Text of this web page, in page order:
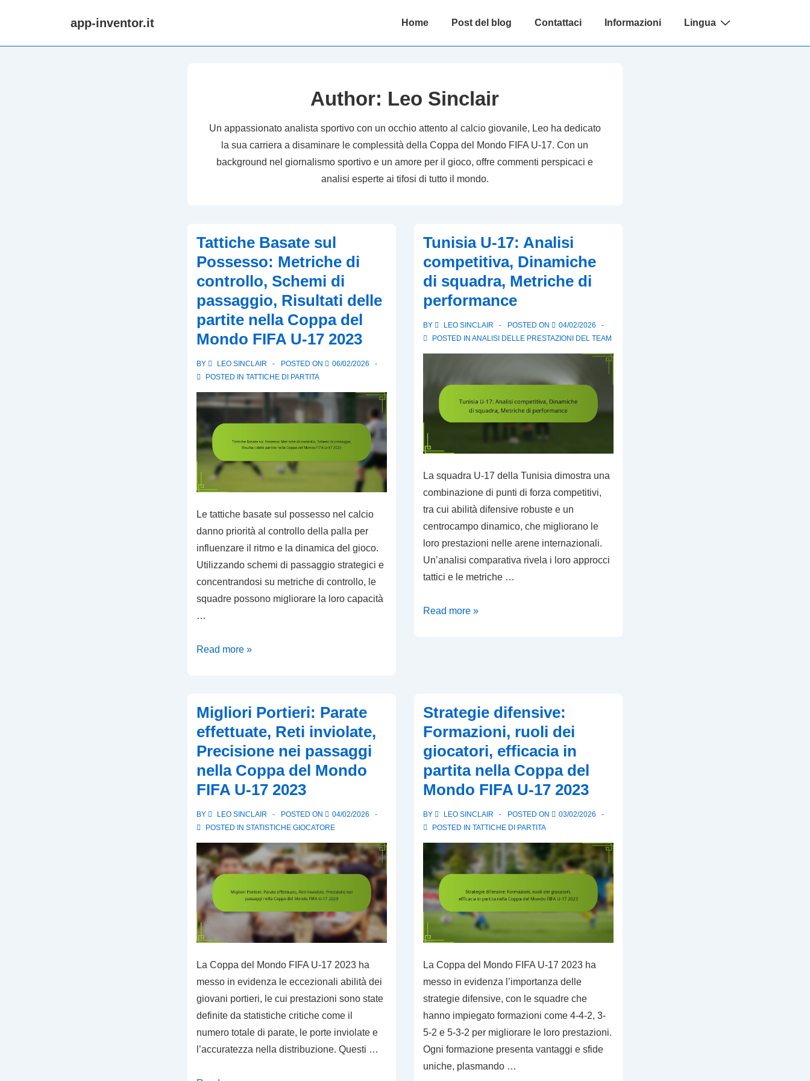
app-inventor.it
Main
Home Post del blog Contattaci Informazioni Lingua
Author: Leo Sinclair
Un appassionato analista sportivo con un occhio attento al calcio giovanile, Leo ha dedicato
la sua carriera a disaminare le complessità della Coppa del Mondo FIFA U-17. Con un
background nel giornalismo sportivo e un amore per il gioco, offre commenti perspicaci e
analisi esperte ai tifosi di tutto il mondo.
Tattiche Basate sul
Possesso: Metriche di
controllo, Schemi di
passaggio, Risultati delle
partite nella Coppa del
Mondo FIFA U-17 2023
BY LEO SINCLAIR POSTED ON
06/02/2026
POSTED IN TATTICHE DI PARTITA
Le tattiche basate sul possesso nel calcio
danno priorità al controllo della palla per
influenzare il ritmo e la dinamica del gioco.
Utilizzando schemi di passaggio strategici e
concentrandosi su metriche di controllo, le
squadre possono migliorare la loro capacità
…
Tattiche
Metriche
di
controllo,
Schemi
di
Risultati
partite
nella
Coppa
del
Mondo
FIFA
17
2023
Read more »
Tunisia U-17: Analisi
competitiva, Dinamiche
di squadra, Metriche di
performance
BY LEO SINCLAIR POSTED ON
04/02/2026
POSTED IN ANALISI DELLE PRESTAZIONI DEL TEAM
La squadra U-17 della Tunisia dimostra una
combinazione di punti di forza competitivi,
tra cui abilità difensive robuste e un
centrocampo dinamico, che migliorano le
loro prestazioni nelle arene internazionali.
Un’analisi comparativa rivela i loro approcci
tattici e le metriche …
Tunisia
di
squadra,
Metriche
di
performance
Read more »
Migliori Portieri: Parate
effettuate, Reti inviolate,
Precisione nei passaggi
nella Coppa del Mondo
FIFA U-17 2023
BY LEO SINCLAIR POSTED ON
04/02/2026
POSTED IN STATISTICHE GIOCATORE
La Coppa del Mondo FIFA U-17 2023 ha
messo in evidenza le eccezionali abilità dei
giovani portieri, le cui prestazioni sono state
definite da statistiche critiche come il
numero totale di parate, le porte inviolate e
l’accuratezza nella distribuzione. Questi …
Strategie difensive:
Formazioni, ruoli dei
giocatori, efficacia in
partita nella Coppa del
Mondo FIFA U-17 2023
BY LEO SINCLAIR POSTED ON
03/02/2026
POSTED IN TATTICHE DI PARTITA
La Coppa del Mondo FIFA U-17 2023 ha
messo in evidenza l’importanza delle
strategie difensive, con le squadre che
hanno impiegato formazioni come 4-4-2, 3-
5-2 e 5-3-2 per migliorare le loro prestazioni.
Ogni formazione presenta vantaggi e sfide
uniche, plasmando …